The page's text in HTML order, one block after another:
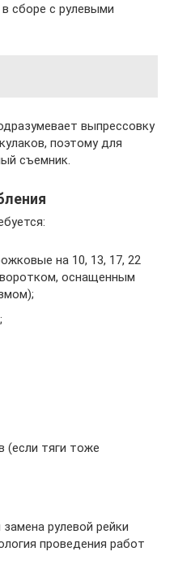
сборе с рулевыми
выпрессовку
поэтому для
съемник.
на 10, 13, 17, 22
оснащенным
(если тяги тоже
рулевой рейки
проведения работ